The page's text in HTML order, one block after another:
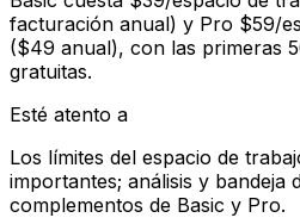
facturación anual) y Pro $59/
($49 anual), con las primeras
gratuitas.
Esté atento a
Los límites del espacio de
importantes; análisis y bandeja
complementos de Basic y Pro.